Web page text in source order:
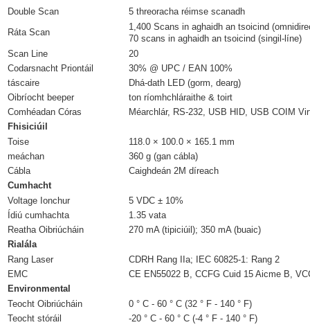
Double Scan
5 threoracha réimse scanadh
Ráta Scan
1,400 Scans in aghaidh an tsoicind
70 scans in aghaidh an tsoicind (singil-líne)
Scan Line
20
Codarsnacht Priontáil
30% @ UPC / EAN 100%
táscaire
Dhá-dath LED (gorm, dearg)
Oibríocht beeper
ton ríomhchláraithe & toirt
Comhéadan Córas
Méarchlár, RS-232, USB HID, USB COIM
Fhisiciúil
Toise
118.0 × 100.0 × 165.1 mm
meáchan
360 g (gan cábla)
Cábla
Caighdeán 2M díreach
Cumhacht
Voltage Ionchur
5 VDC ± 10%
Ídiú cumhachta
1.35 vata
Reatha Oibriúcháin
270 mA (tipiciúil); 350 mA (buaic)
Rialála
Rang Laser
CDRH Rang IIa; IEC 60825-1: Rang 2
EMC
CE EN55022 B, CCFG Cuid 15 Aicme B,
Environmental
Teocht Oibriúcháin
0 ° C - 60 ° C (32 ° F - 140 ° F)
Teocht stóráil
-20 ° C - 60 ° C (-4 ° F - 140 ° F)